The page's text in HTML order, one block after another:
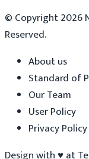
© Copyright2026
Reserved.
About us
Standard of
Our Team
User Policy
Privacy Policy
Design with ♥at